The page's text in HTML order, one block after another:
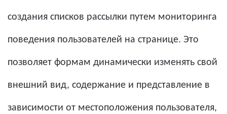
создания списков рассылки путем мониторинга
поведения пользователей на странице. Это
позволяет формам динамически изменять свой
внешний вид, содержание и представление в
зависимости от местоположения пользователя,